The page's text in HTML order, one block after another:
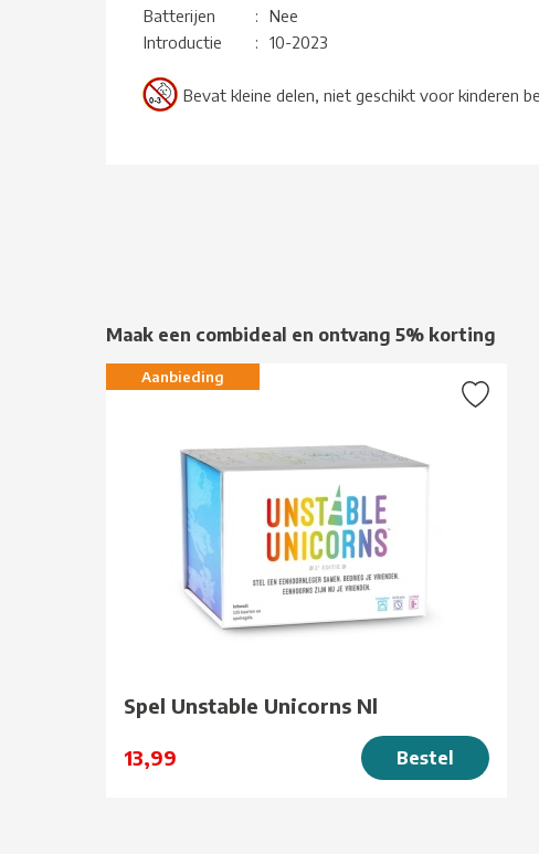
Batterijen
:
Nee
Introductie
: 10-2023
Bevat kleine delen, niet geschikt voor kinderen
Maak een combideal en ontvang 5% korting
Aanbieding
Spel Unstable Unicorns Nl
13,99 Bestel